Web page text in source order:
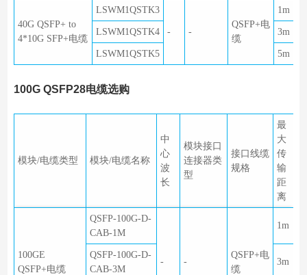
40G QSFP+ to
4*10G SFP+电缆
LSWM1QSTK3
- -
QSFP+电
缆
1m
LSWM1QSTK4 3m
LSWM1QSTK5 5m
100G QSFP28电缆选购
模块/电缆类型 模块/电缆名称
中
心
波
长
模块接口
连接器类
型
接口线缆
规格
最
大
传
输
距
离
100GE
QSFP+电缆
QSFP-100G-D-
CAB-1M
- -
QSFP+电
缆
1m
QSFP-100G-D-
CAB-3M
3m